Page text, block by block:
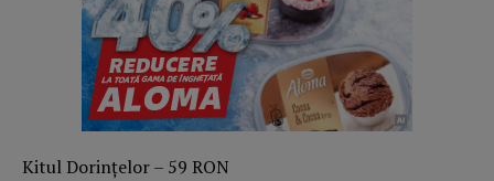
Kitul Dorințelor – 59 RON